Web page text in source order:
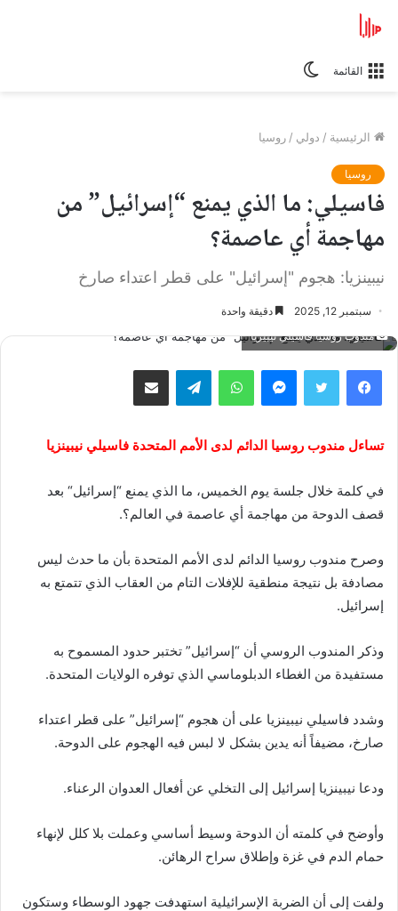
القائمة
الرئيسية / دولي / روسيا
روسيا
فاسيلي: ما الذي يمنع “إسرائيل” من
مهاجمة أي عاصمة؟
نيبينزيا: هجوم "إسرائيل" على قطر اعتداء صارخ
سبتمبر 12, 2025 دقيقة واحدة
مندوب روسيا فاسيلي نيبيزيا
فيسبوك تويتر ماسنجر واتساب تيلقرام مشاركة عبر البريد
تساءل مندوب روسيا الدائم لدى الأمم المتحدة فاسيلي نيبينزيا
في كلمة خلال جلسة يوم الخميس، ما الذي يمنع “إسرائيل“ بعد
قصف الدوحة من مهاجمة أي عاصمة في العالم؟.
‏وصرح مندوب روسيا الدائم لدى الأمم المتحدة بأن ما حدث ليس
مصادفة بل نتيجة منطقية للإفلات التام من العقاب الذي تتمتع به
إسرائيل.
‏وذكر المندوب الروسي أن “إسرائيل” تختبر حدود المسموح به
مستفيدة من الغطاء الدبلوماسي الذي توفره الولايات المتحدة.
‏وشدد فاسيلي نيبينزيا على أن هجوم “إسرائيل” على قطر اعتداء
صارخ، مضيفاً أنه يدين بشكل لا لبس فيه الهجوم على الدوحة.
‏ودعا نيبينزيا إسرائيل إلى التخلي عن أفعال العدوان الرعناء.
‏وأوضح في كلمته أن الدوحة وسيط أساسي وعملت بلا كلل لإنهاء
حمام الدم في غزة وإطلاق سراح الرهائن.
‏ولفت إلى أن الضربة الإسرائيلية استهدفت جهود الوسطاء وستكون